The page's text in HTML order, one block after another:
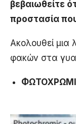
βεβαιωθείτε
προστασία
Ακολουθεί μια
φακών στα